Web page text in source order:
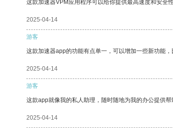
这款加速器VPM应用程序可以给你提供最高速度和安全
2025-04-14
游客
这款加速器app的功能有点单一，可以增加一些新功能，
2025-04-14
游客
这款app就像我的私人助理，随时随地为我的办公提供
2025-04-14